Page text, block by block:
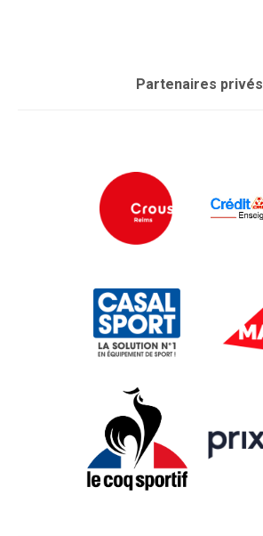
Partenaires privés